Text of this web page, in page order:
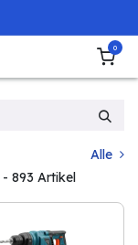
0
Alle
- 893 Artikel